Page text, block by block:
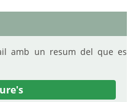
amb un resum del que es